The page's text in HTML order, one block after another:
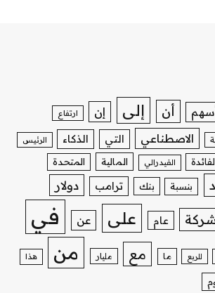
أن إلى إن ارتفاع
الاصطناعي التي الذكاء الرئيس
الفيدرالي المالية المتحدة
بنسبة بنك ترامب دولار
عام على عن في
للربع ما مع مليار من هذا